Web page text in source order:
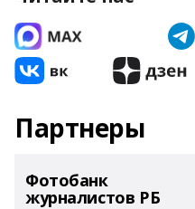
Партнеры
Фотобанк
журналистов РБ